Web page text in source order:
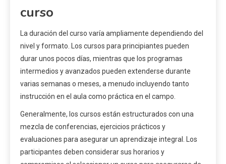
curso
La duración del curso varía ampliamente dependiendo del
nivel y formato. Los cursos para principiantes pueden
durar unos pocos días, mientras que los programas
intermedios y avanzados pueden extenderse durante
varias semanas o meses, a menudo incluyendo tanto
instrucción en el aula como práctica en el campo.
Generalmente, los cursos están estructurados con una
mezcla de conferencias, ejercicios prácticos y
evaluaciones para asegurar un aprendizaje integral. Los
participantes deben considerar sus horarios y